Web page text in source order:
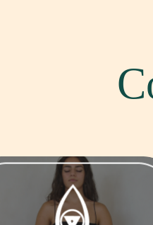
Counseling, Meditazione,
Vaporizzazione dell’Utero e altri
strumenti di consapevolezza per